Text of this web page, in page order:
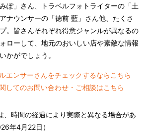
ぽ」さん、トラベルフォトライターの「土
ナウンサーの「徳前 藍」さん他、たくさ
。皆さんそれぞれ得意ジャンルが異なるの
ローして、地元のおいしい店や素敵な情報
かがでしょう。
エンサーさんをチェックするならこちら
してのお問い合わせ・ご相談はこちら
、時間の経過により実際と異なる場合があ
年4月22日 ）